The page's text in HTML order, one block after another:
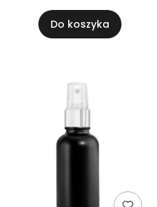
Do koszyka